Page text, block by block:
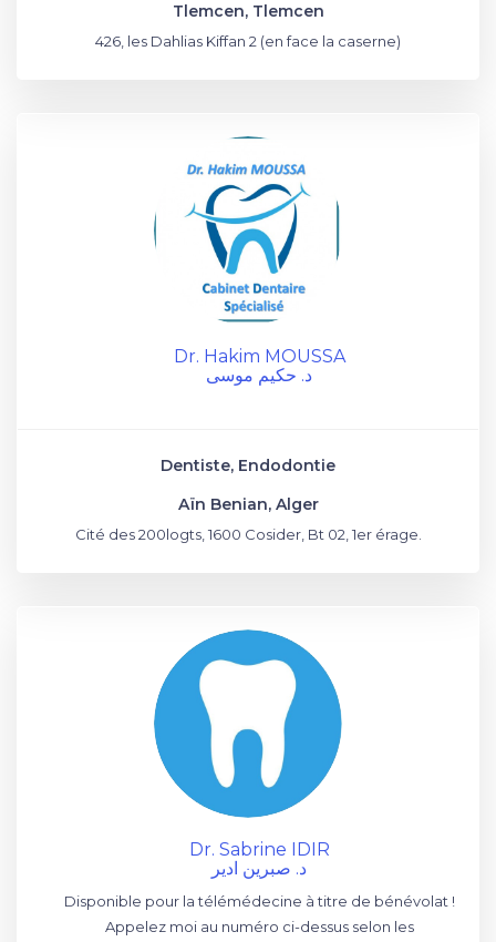
Tlemcen, Tlemcen
426, les Dahlias Kiffan 2 (en face la caserne)
Dr. Hakim MOUSSA
د. حكيم موسى
Dentiste, Endodontie
Aïn Benian, Alger
Cité des 200logts, 1600 Cosider, Bt 02, 1er érage.
Dr. Sabrine IDIR
د. صبرين ادير
Disponible pour la télémédecine à titre de bénévolat !
Appelez moi au numéro ci-dessus selon les